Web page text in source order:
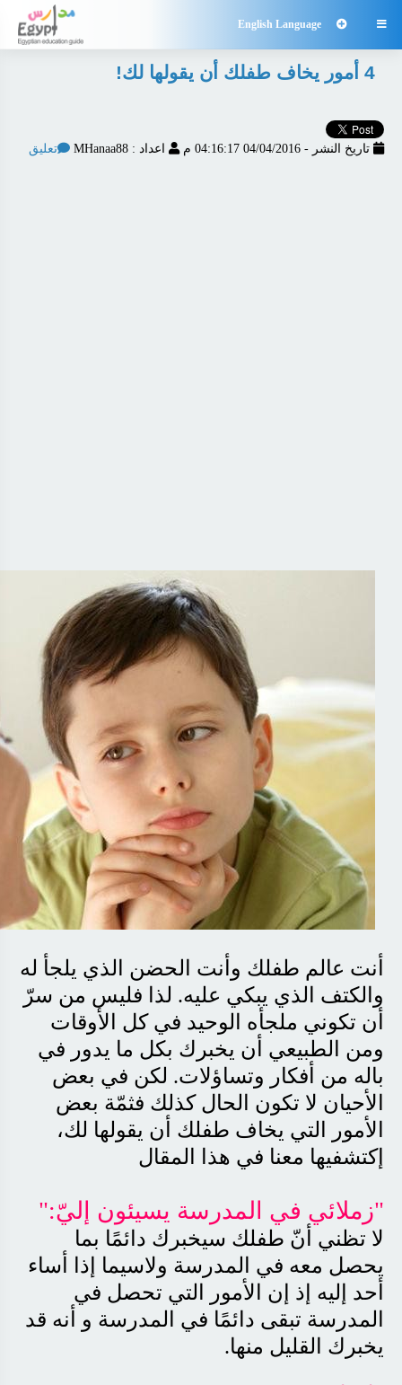

English Language
4 أمور يخاف طفلك أن يقولها لك!
تاريخ النشر - 04/04/2016 04:16:17 م اعداد : MHanaa88 تعليق
أنت عالم طفلك وأنت الحضن الذي يلجأ له
والكتف الذي يبكي عليه. لذا فليس من سرّ
أن تكوني ملجأه الوحيد في كل الأوقات
ومن الطبيعي أن يخبرك بكل ما يدور في
باله من أفكار وتساؤلات. لكن في بعض
الأحيان لا تكون الحال كذلك فثمّة بعض
الأمور التي يخاف طفلك أن يقولها لك،
إكتشفيها معنا في هذا المقال
"زملائي في المدرسة يسيئون إليّ":
لا تظني أنّ طفلك سيخبرك دائمًا بما
يحصل معه في المدرسة ولاسيما إذا أساء
أحد إليه إذ إن الأمور التي تحصل في
المدرسة تبقى دائمًا في المدرسة و أنه قد
يخبرك القليل منها.